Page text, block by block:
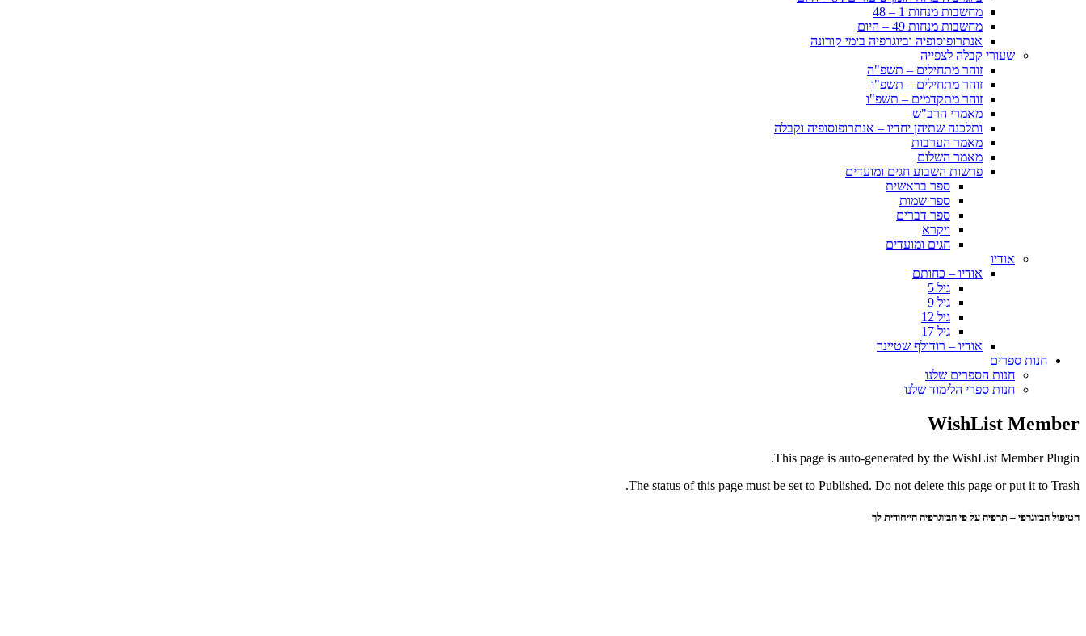
מחשבות מנחות 1 – 48
מחשבות מנחות 49 – היום
אנתרופוסופיה וביוגרפיה בימי קורונה
שעורי קבלה לצפייה
זוהר מתחילים – תשפ"ה
זוהר מתחילים – תשפ"ו
זוהר מתקדמים – תשפ"ו
מאמרי הרב"ש
ותלכנה שתיהן יחדיו – אנתרופוסופיה וקבלה
מאמר הערבות
מאמר השלום
פרשות השבוע חגים ומועדים
ספר בראשית
ספר שמות
ספר דברים
ויקרא
חגים ומועדים
אודיו
אודיו – כחותם
גיל 5
גיל 9
גיל 12
גיל 17
אודיו – רודולף שטיינר
חנות ספרים
חנות הספרים שלנו
חנות ספרי הלימוד שלנו
WishList Member
This page is auto-generated by the WishList Member Plugin.
The status of this page must be set to Published. Do not delete this page or put it to Trash.
הטיפול הביוגרפי – תרפיה על פי הביוגרפיה הייחודית לך